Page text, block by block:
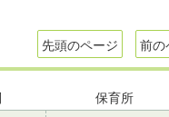
先頭のページ
前の
保育所